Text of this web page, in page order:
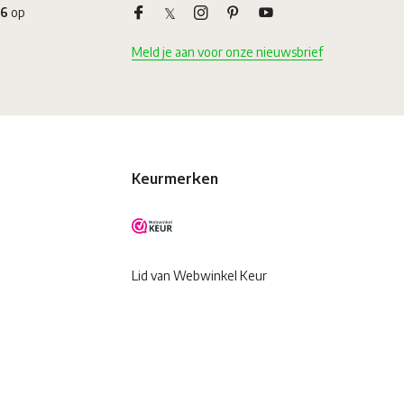
op
Meld je aan voor onze nieuwsbrief
Keurmerken
Lid van Webwinkel Keur